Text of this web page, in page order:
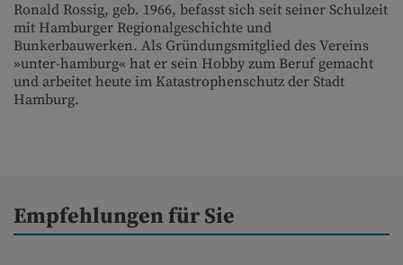
Ronald Rossig, geb. 1966, befasst sich seit seiner Schulzeit
mit Hamburger Regional­geschichte und
Bunkerbauwerken. Als Gründungsmitglied des Vereins
»unter-hamburg« hat er sein Hobby zum Beruf gemacht
und arbeitet heute im Katastrophenschutz der Stadt
Hamburg.
Empfehlungen für Sie